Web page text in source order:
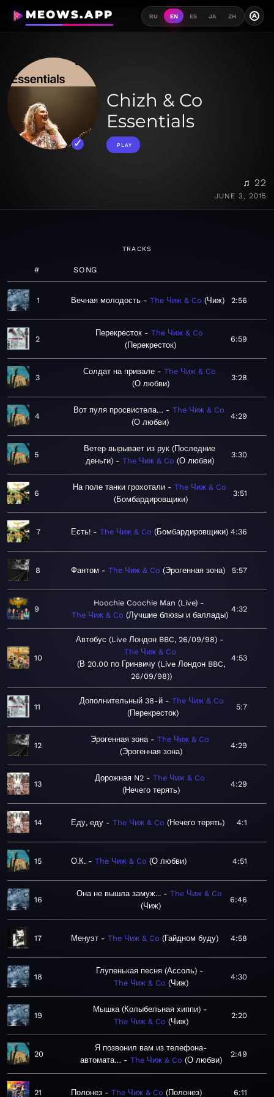
MEOWS.APP RU EN ES JA ZH A
Chizh & Co
Essentials
PLAY
♫ 22
JUNE 3, 2015
TRACKS
# SONG
1 Вечная молодость The Чиж & Co Чиж 2:56
2
Перекресток
The Чиж & Co
Перекресток
6:59
3
Солдат на привале
The Чиж & Co
О любви
3:28
4
Вот пуля просвистела…
The Чиж & Co
О любви
4:29
5
Ветер вырывает из рук (Последние
деньги)
The Чиж & Co О любви
3:30
6
На поле танки грохотали
The Чиж & Co
Бомбардировщики
3:51
7 Есть! The Чиж & Co Бомбардировщики 4:36
8 Фантом The Чиж & Co Эрогенная зона 5:57
9
Hoochie Coochie Man (Live)
The Чиж & Co Лучшие блюзы и баллады
4:32
10
Автобус (Live Лондон BBC, 26/09/98)
The Чиж & Co
В 20.00 по Гринвичу (Live Лондон BBC,
26/09/98)
4:53
11
Дополнительный 38-й
The Чиж & Co
Перекресток
5:7
12
Эрогенная зона
The Чиж & Co
Эрогенная зона
4:29
13
Дорожная N2
The Чиж & Co
Нечего терять
4:29
14 Еду, еду The Чиж & Co Нечего терять 4:1
15 О.К. The Чиж & Co О любви 4:51
16
Она не вышла замуж...
The Чиж & Co
Чиж
6:46
17 Менуэт The Чиж & Co Гайдном буду 4:58
18
Глупенькая песня (Ассоль)
The Чиж & Co Чиж
4:30
19
Мышка (Колыбельная хиппи)
The Чиж & Co
Чиж
2:20
20
Я позвонил вам из телефона-
автомата…
The Чиж & Co О любви
2:49
21 Полонез The Чиж & Co Полонез 6:11